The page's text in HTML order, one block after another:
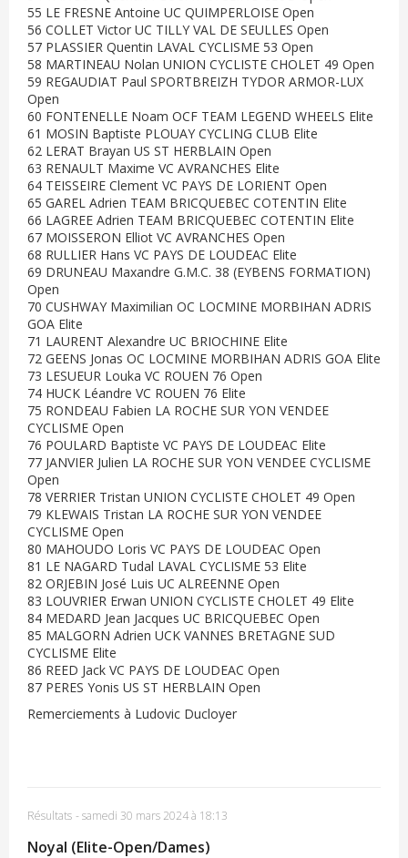
55 LE FRESNE Antoine UC QUIMPERLOISE Open
56 COLLET Victor UC TILLY VAL DE SEULLES Open
57 PLASSIER Quentin LAVAL CYCLISME 53 Open
58 MARTINEAU Nolan UNION CYCLISTE CHOLET 49 Open
59 REGAUDIAT Paul SPORTBREIZH TYDOR ARMOR-LUX
Open
60 FONTENELLE Noam OCF TEAM LEGEND WHEELS Elite
61 MOSIN Baptiste PLOUAY CYCLING CLUB Elite
62 LERAT Brayan US ST HERBLAIN Open
63 RENAULT Maxime VC AVRANCHES Elite
64 TEISSEIRE Clement VC PAYS DE LORIENT Open
65 GAREL Adrien TEAM BRICQUEBEC COTENTIN Elite
66 LAGREE Adrien TEAM BRICQUEBEC COTENTIN Elite
67 MOISSERON Elliot VC AVRANCHES Open
68 RULLIER Hans VC PAYS DE LOUDEAC Elite
69 DRUNEAU Maxandre G.M.C. 38 (EYBENS FORMATION)
Open
70 CUSHWAY Maximilian OC LOCMINE MORBIHAN ADRIS
GOA Elite
71 LAURENT Alexandre UC BRIOCHINE Elite
72 GEENS Jonas OC LOCMINE MORBIHAN ADRIS GOA Elite
73 LESUEUR Louka VC ROUEN 76 Open
74 HUCK Léandre VC ROUEN 76 Elite
75 RONDEAU Fabien LA ROCHE SUR YON VENDEE
CYCLISME Open
76 POULARD Baptiste VC PAYS DE LOUDEAC Elite
77 JANVIER Julien LA ROCHE SUR YON VENDEE CYCLISME
Open
78 VERRIER Tristan UNION CYCLISTE CHOLET 49 Open
79 KLEWAIS Tristan LA ROCHE SUR YON VENDEE
CYCLISME Open
80 MAHOUDO Loris VC PAYS DE LOUDEAC Open
81 LE NAGARD Tudal LAVAL CYCLISME 53 Elite
82 ORJEBIN José Luis UC ALREENNE Open
83 LOUVRIER Erwan UNION CYCLISTE CHOLET 49 Elite
84 MEDARD Jean Jacques UC BRICQUEBEC Open
85 MALGORN Adrien UCK VANNES BRETAGNE SUD
CYCLISME Elite
86 REED Jack VC PAYS DE LOUDEAC Open
87 PERES Yonis US ST HERBLAIN Open
Remerciements à Ludovic Ducloyer
Résultats - samedi 30 mars 2024 à 18:13
Noyal (Elite-Open/Dames)